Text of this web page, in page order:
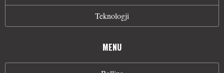
Teknologji
MENU